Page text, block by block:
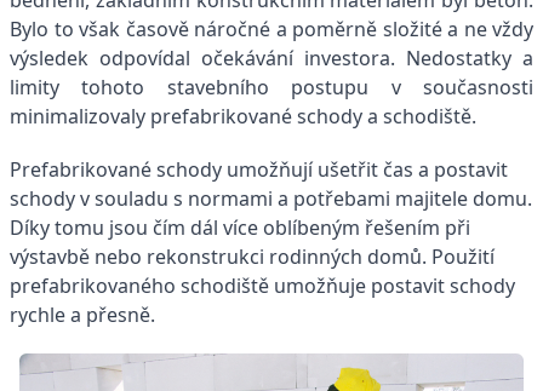
Bylo to však časově náročné a poměrně složité a ne vždy
výsledek odpovídal očekávání investora. Nedostatky a
limity tohoto stavebního postupu v současnosti
minimalizovaly prefabrikované schody a schodiště.
Prefabrikovanéschody umožňují ušetřit čas a postavit
schody v souladu s normami a potřebami majitele domu.
Díky tomu jsou čím dál více oblíbeným řešením při
výstavbě nebo rekonstrukci rodinných domů. Použití
prefabrikovaného schodiště umožňuje postavit schody
rychle a přesně.